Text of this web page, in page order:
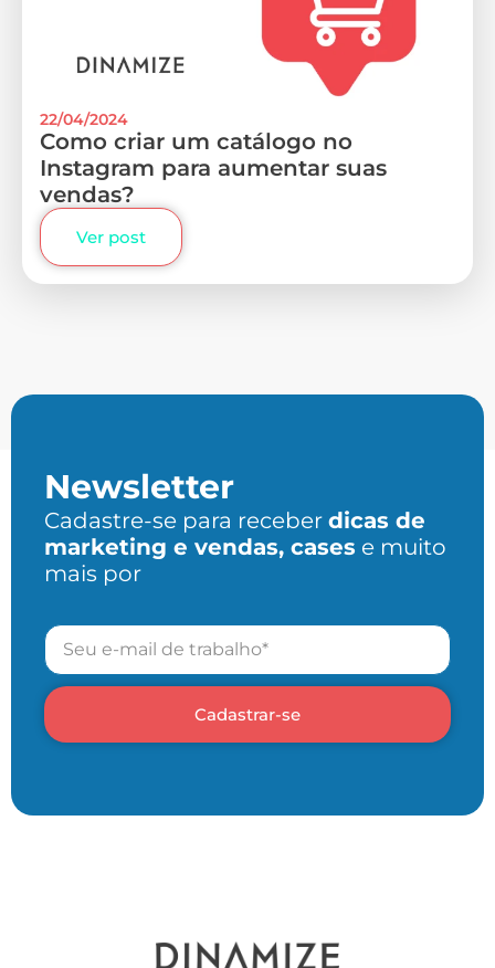
22/04/2024
Como criar um catálogo no
Instagram para aumentar suas
vendas?
Ver post
Newsletter
Cadastre-se para receber dicas de
marketing e vendas, cases e muito
mais por
Cadastrar-se